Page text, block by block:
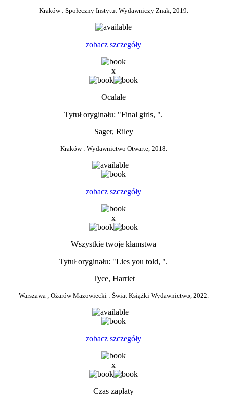
Kraków : Społeczny Instytut Wydawniczy Znak, 2019.
zobacz szczegóły
x
Ocalałe
Tytuł oryginału: "Final girls, ".
Sager, Riley
Kraków : Wydawnictwo Otwarte, 2018.
zobacz szczegóły
x
Wszystkie twoje kłamstwa
Tytuł oryginału: "Lies you told, ".
Tyce, Harriet
Warszawa ; Ożarów Mazowiecki : Świat Książki Wydawnictwo, 2022.
zobacz szczegóły
x
Czas zapłaty